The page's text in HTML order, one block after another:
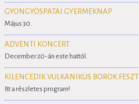
GYÖNGYÖSPATAI GYERMEKNAP
Május 30.
ADVENTI KONCERT
December 20-án este hattól.
KILENCEDIK VULKANIKUS BOROK
Itt a részletes program!